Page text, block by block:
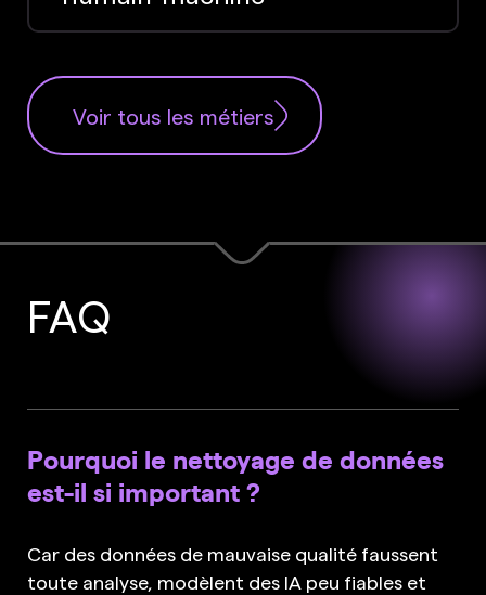
Voir tous les métiers
FAQ
Pourquoi le nettoyage de données
est-il si important ?
Car des données de mauvaise qualité faussent
toute analyse, modèlent des IA peu fiables et